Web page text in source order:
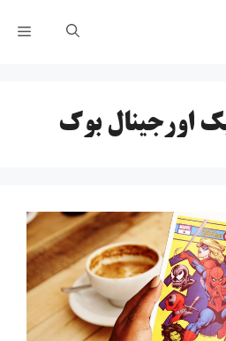
اورجینال بوک